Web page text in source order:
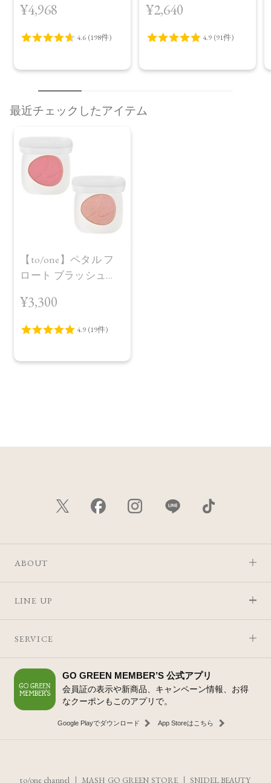
¥4,968 ¥2,640
最近チェックしたアイテム
【to/one】ペタル フ
ロート ブラッシュ
¥3,300
ABOUT
LINE UP
SERVICE
GO GREEN MEMBER’S 公式アプリ
会員証の表示や新商品、キャンペーン情報、お得
なクーポンもこのアプリで。
Google Playでダウンロード App Storeはこちら
to/one channel MASH GO GREEN STORE SNIDEL BEAUTY